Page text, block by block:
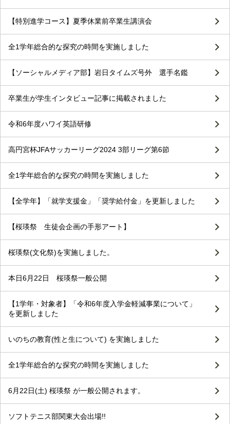
【特別進学コース】夏季休業前卒業生講演会
全1学年総合的な探究の時間を実施しました
【ソーシャルメディア部】岩日タイムズ号外 選手名鑑
卒業生が学生インタビュー記事に掲載されました
令和6年度ハワイ英語研修
高円宮杯JFAサッカーリーグ2024 3部リーグ第6節
全1学年総合的な探究の時間を実施しました
【全学年】「就学支援金」「奨学給付金」を更新しました
【桜瑛祭 生徒会企画の手形アート】
桜瑛祭(文化祭)を実施しました。
本日6月22日 桜瑛祭一般公開
【1学年・対象者】「令和6年度入学金軽減事業について」
を更新しました
いのちの教育(性と生について) を実施しました
全1学年総合的な探究の時間を実施しました
6月22日(土) 桜瑛祭 が一般公開されます。
ソフトテニス部関東大会出場!!